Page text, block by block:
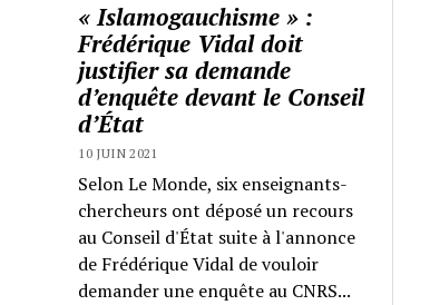
« Islamogauchisme » :
Frédérique Vidal doit
justifier sa demande
d’enquête devant le Conseil
d’État
10 JUIN 2021
Selon Le Monde, six enseignants-
chercheurs ont déposé un recours
au Conseil d'État suite à l'annonce
de Frédérique Vidal de vouloir
demander une enquête au CNRS...